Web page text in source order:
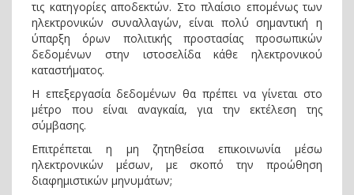
τις κατηγορίες αποδεκτών. Στο πλαίσιο επομένως των
ηλεκτρονικών συναλλαγών, είναι πολύ σημαντική η
ύπαρξη όρων πολιτικής προστασίας προσωπικών
δεδομένων στην ιστοσελίδα κάθε ηλεκτρονικού
καταστήματος.
Η επεξεργασία δεδομένων θα πρέπει να γίνεται στο
μέτρο που είναι αναγκαία, για την εκτέλεση της
σύμβασης.
Επιτρέπεται η μη ζητηθείσα επικοινωνία μέσω
ηλεκτρονικών μέσων, με σκοπό την προώθηση
διαφημιστικών μηνυμάτων;